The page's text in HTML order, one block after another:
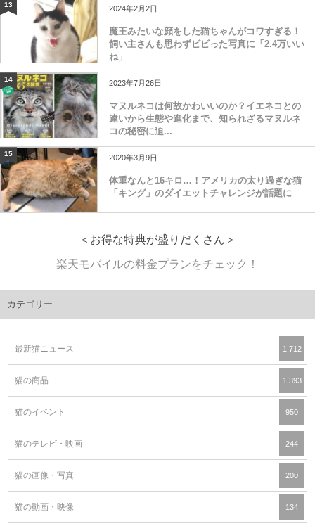
13 2024年2月2日
魔王みたいな顔をした猫ちゃんがコワすぎる！
飼い主さんも思わずビビった写真に「2.4万いい
ね」
14 2023年7月26日
マヌルネコは何故かわいいのか？イエネコとの
違いから生態や進化まで、知られざるマヌルネ
コの秘密に迫...
15 2020年3月9日
体重なんと16キロ…！アメリカの太り過ぎな猫
「キング」のダイエットチャレンジが話題に
＜お得な特典が盛りだくさん＞
楽天モバイルの料金プランをチェック！
カテゴリー
最新猫ニュース 1,712
猫の商品 1,393
猫のイベント 950
猫のテレビ・映画 244
猫の画像・写真 200
猫の動画・映像 134